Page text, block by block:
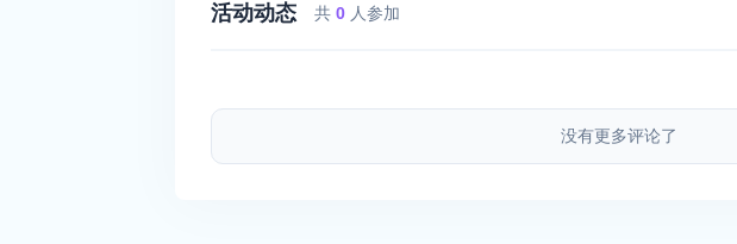
活动动态 共 0 人参加
没有更多评论了